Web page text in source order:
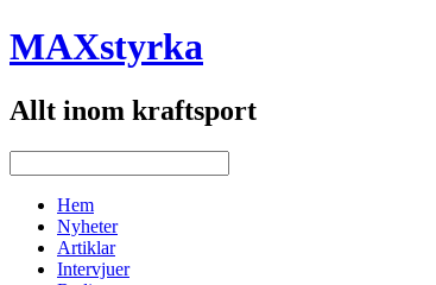
MAXstyrka
Allt inom kraftsport
Hem
Nyheter
Artiklar
Intervjuer